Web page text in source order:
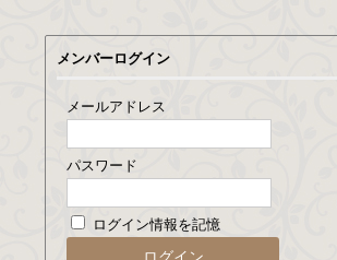
メンバーログイン
メールアドレス
パスワード
ログイン情報を記憶